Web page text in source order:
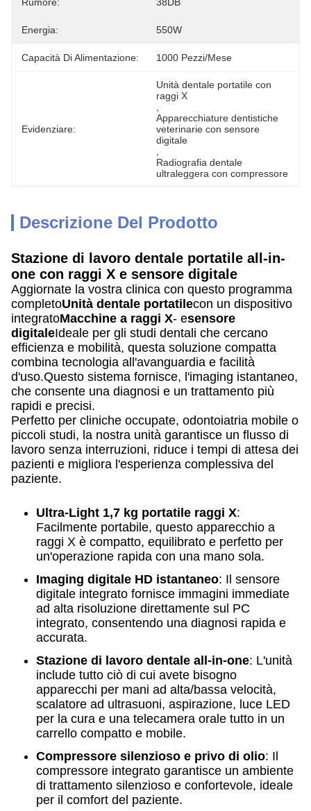
Energia: 550W
Capacità Di Alimentazione: 1000 Pezzi/mese
Evidenziare:
Unità dentale portatile con
raggi X
Apparecchiature dentistiche
veterinarie con sensore
digitale
Radiografia dentale
ultraleggera con compressore
Descrizione Del Prodotto
Stazione di lavoro dentale portatile all-in-
one con raggi X e sensore digitale
Aggiornate la vostra clinica con questo programma
completoUnità dentale portatilecon un dispositivo
integratoMacchine a raggi X- esensore
digitaleIdeale per gli studi dentali che cercano
efficienza e mobilità, questa soluzione compatta
combina tecnologia all'avanguardia e facilità
d'uso.Questo sistema fornisce, l'imaging istantaneo,
che consente una diagnosi e un trattamento più
rapidi e precisi.
Perfetto per cliniche occupate, odontoiatria mobile o
piccoli studi, la nostra unità garantisce un flusso di
lavoro senza interruzioni, riduce i tempi di attesa dei
pazienti e migliora l'esperienza complessiva del
paziente.
Ultra-Light 1,7 kg portatile raggi X:
Facilmente portabile, questo apparecchio a
raggi X è compatto, equilibrato e perfetto per
un'operazione rapida con una mano sola.
Imaging digitale HD istantaneo: Il sensore
digitale integrato fornisce immagini immediate
ad alta risoluzione direttamente sul PC
integrato, consentendo una diagnosi rapida e
accurata.
Stazione di lavoro dentale all-in-one: L'unità
include tutto ciò di cui avete bisogno
apparecchi per mani ad alta/bassa velocità,
scalatore ad ultrasuoni, aspirazione, luce LED
per la cura e una telecamera orale tutto in un
carrello compatto e mobile.
Compressore silenzioso e privo di olio: Il
compressore integrato garantisce un ambiente
di trattamento silenzioso e confortevole, ideale
per il comfort del paziente.